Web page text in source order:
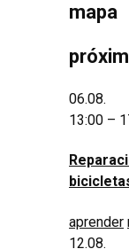
mapa
06.08.
13:00 –
aprender
12.08.